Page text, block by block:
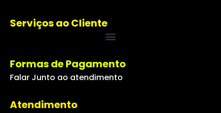
Serviços ao Cliente
Formas de Pagamento
Falar Junto ao atendimento
Atendimento